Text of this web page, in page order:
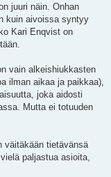
juuri näin. Onhan
kuin aivoissa syntyy
Kari Enqvist on
vain alkeishiukkasten
ilman aikaa ja paikkaa),
joka aidosti
Mutta ei totuuden
väitäkään tietävänsä
paljastua asioita,